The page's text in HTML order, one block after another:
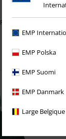
EMP
EMP Polska
EMP Suomi
EMP Danmark
Large Belgique
Přívěšek na klíče